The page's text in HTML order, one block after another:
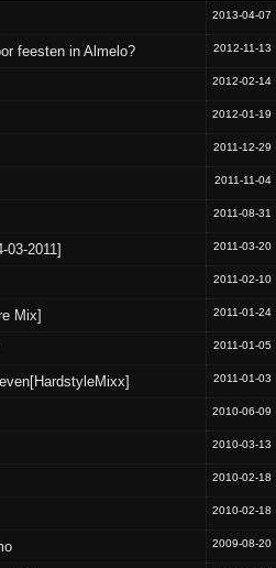
2013-04-07
feesten in Almelo? 2012-11-13
2012-02-14
2012-01-19
2011-12-29
2011-11-04
2011-08-31
03-2011] 2011-03-20
2011-02-10
Mix] 2011-01-24
2011-01-05
2011-01-03
2010-06-09
2010-03-13
2010-02-18
2010-02-18
2009-08-20